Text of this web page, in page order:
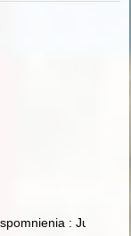
przemianach
: